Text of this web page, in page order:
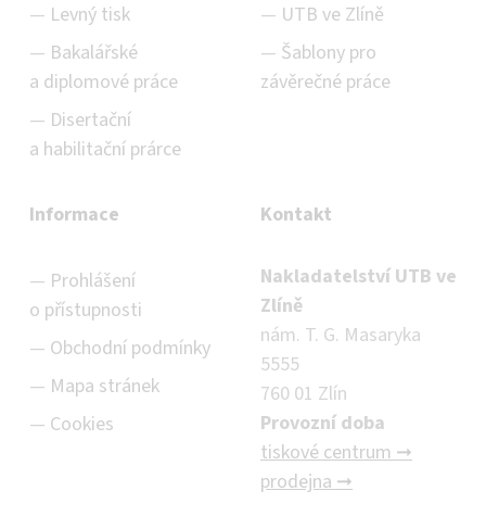
Levný tisk
Bakalářské
a diplomové práce
Disertační
a habilitační prárce
UTB ve Zlíně
Šablony pro
závěrečné práce
Informace
Prohlášení
o přístupnosti
Obchodní podmínky
Mapa stránek
Cookies
Kontakt
Nakladatelství UTB ve
Zlíně
nám. T. G. Masaryka
5555
760 01 Zlín
Provozní doba
tiskové centrum ➞
prodejna ➞